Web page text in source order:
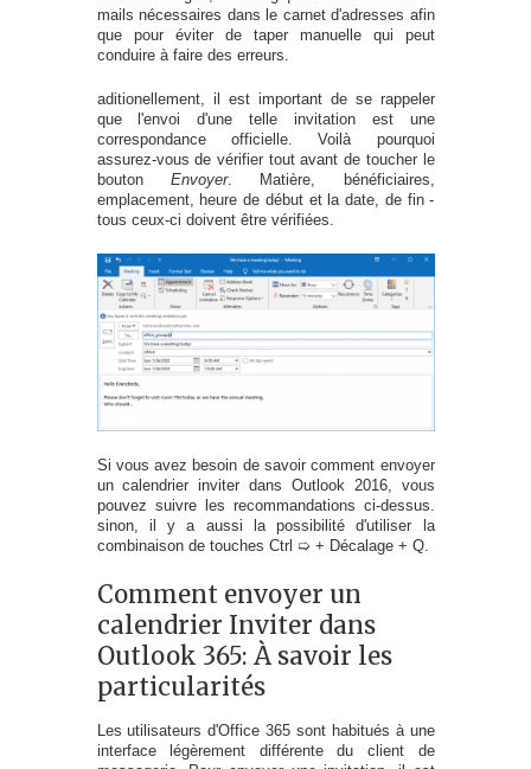
mails nécessaires dans le carnet d'adresses afin
que pour éviter de taper manuelle qui peut
conduire à faire des erreurs.
aditionellement, il est important de se rappeler
que l'envoi d'une telle invitation est une
correspondance officielle. Voilà pourquoi
assurez-vous de vérifier tout avant de toucher le
bouton Envoyer. Matière, bénéficiaires,
emplacement, heure de début et la date, de fin -
tous ceux-ci doivent être vérifiées.
Si vous avez besoin de savoir comment envoyer
un calendrier inviter dans Outlook 2016, vous
pouvez suivre les recommandations ci-dessus.
sinon, il y a aussi la possibilité d'utiliser la
combinaison de touches Ctrl ➯ + Décalage + Q.
Comment envoyer un
calendrier Inviter dans
Outlook 365: À savoir les
particularités
Les utilisateurs d'Office 365 sont habitués à une
interface légèrement différente du client de